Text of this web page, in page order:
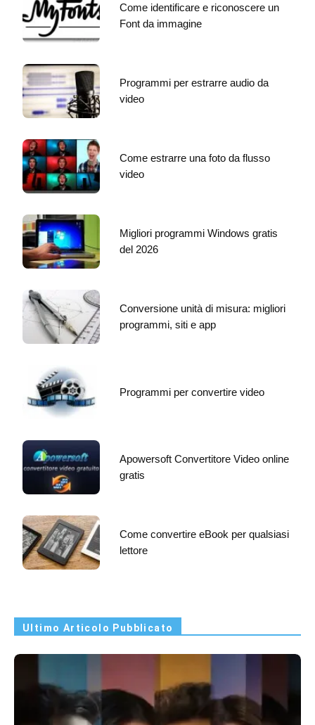
Come identificare e riconoscere un
Font da immagine
Programmi per estrarre audio da
video
Come estrarre una foto da flusso
video
Migliori programmi Windows gratis
del 2026
Conversione unità di misura: migliori
programmi, siti e app
Programmi per convertire video
Apowersoft Convertitore Video online
gratis
Come convertire eBook per qualsiasi
lettore
Ultimo Articolo Pubblicato